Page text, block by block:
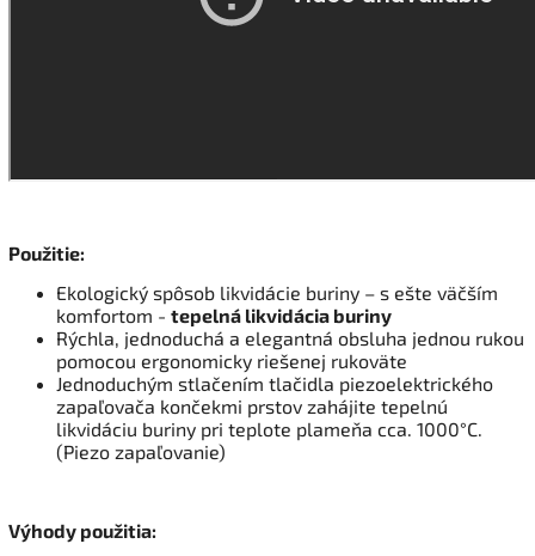
Použitie:
Ekologický spôsob likvidácie buriny – s ešte väčším
komfortom - tepelná likvidácia buriny
Rýchla, jednoduchá a elegantná obsluha jednou rukou
pomocou ergonomicky riešenej rukoväte
Jednoduchým stlačením tlačidla piezoelektrického
zapaľovača končekmi prstov zahájite tepelnú
likvidáciu buriny pri teplote plameňa cca. 1000°C.
(Piezo zapaľovanie)
Výhody použitia: